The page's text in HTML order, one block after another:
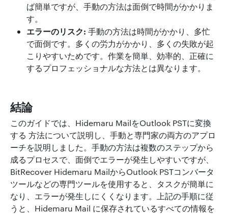
ば簡単ですが、手動の方法は面倒で時間がかかりま
す。
エラーのリスク: 手動の方法は時間がかかり、多忙
で面倒です。多くの労力がかかり、多くの失敗が起
こりやすいためです。作業を簡単、効率的、正確に
するプロフェッショナルな方法とは異なります。
結論
このガイドでは、Hidemaru MailをOutlook PSTに変換
する 方法について説明し、手動と専門家の両方のアプロ
ーチを説明しました。手動の方法は複数のステップから
成るプロセスで、面倒でエラーが発生しやすいですが、
BitRecover Hidemaru MailからOutlook PSTコンバータ
ツールなどの専門ツールを使用すると、タスクが簡単に
なり、エラーが発生しにくくなります。上記の手順に従
うと、Hidemaru Mail に保存されているすべての情報を